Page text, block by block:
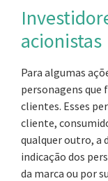
acionistas
Para algumas
personagens que
clientes. Esses
cliente,
qualquer outro, a
indicação dos
da marca ou por